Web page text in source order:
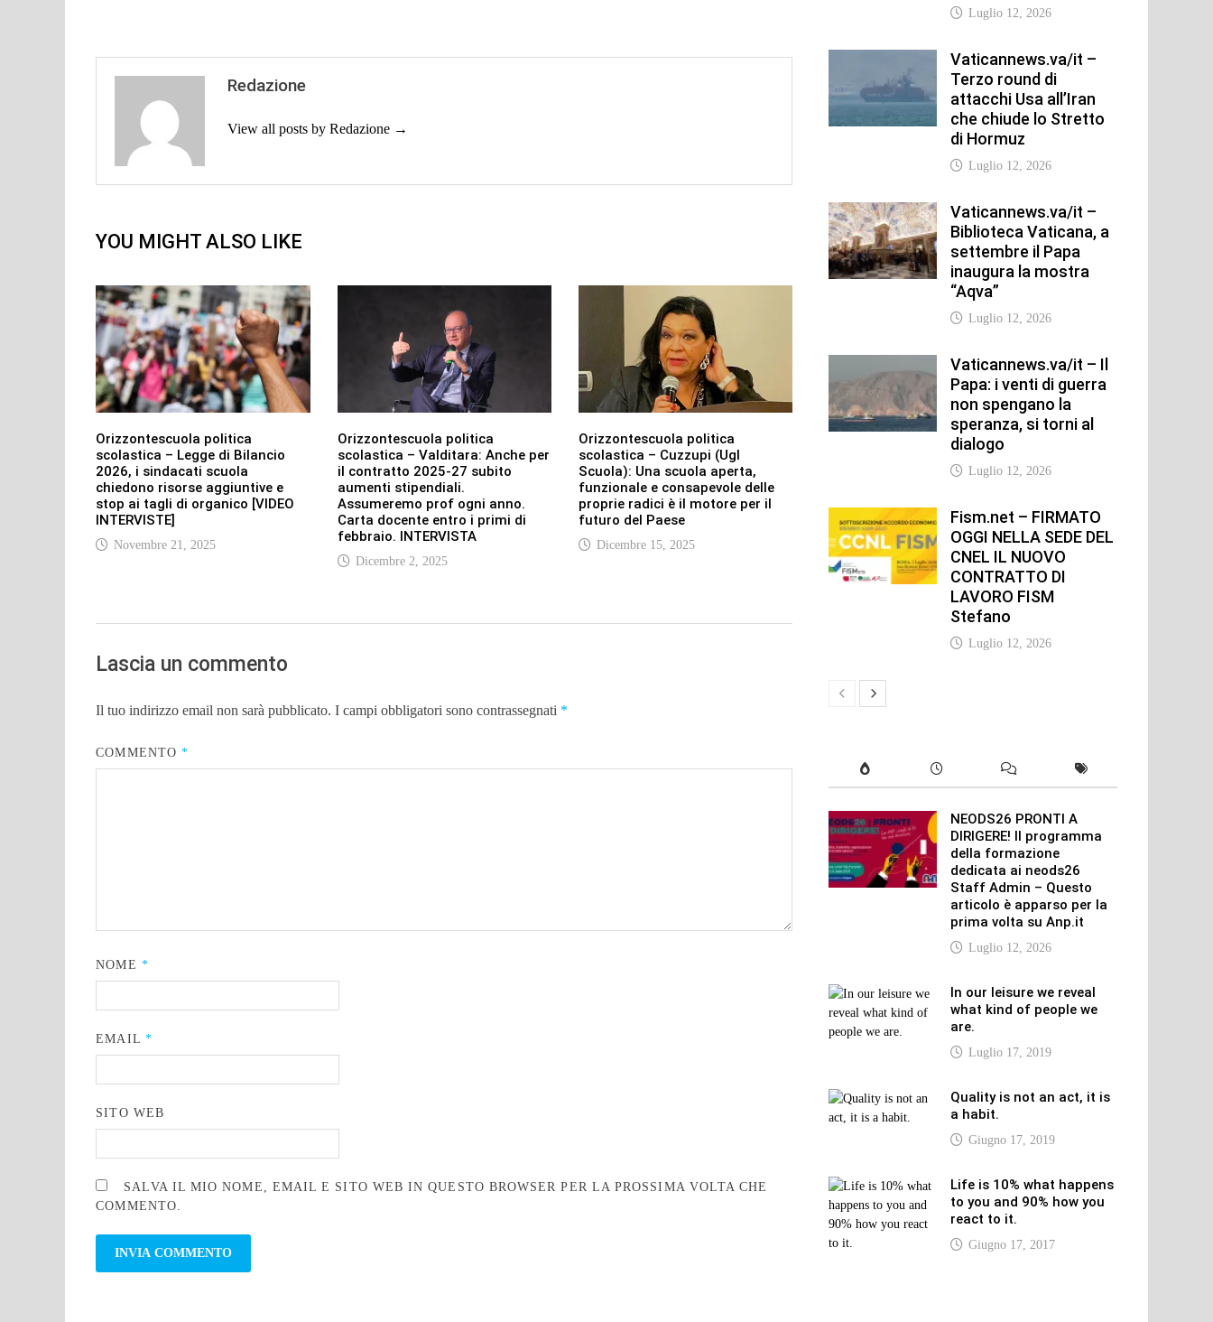
Redazione
View all posts by Redazione →
YOU MIGHT ALSO LIKE
Orizzontescuola politica
scolastica – Legge di Bilancio
2026, i sindacati scuola
chiedono risorse aggiuntive e
stop ai tagli di organico [VIDEO
INTERVISTE]
Novembre 21, 2025
Orizzontescuola politica
scolastica – Valditara: Anche per
il contratto 2025-27 subito
aumenti stipendiali.
Assumeremo prof ogni anno.
Carta docente entro i primi di
febbraio. INTERVISTA
Dicembre 2, 2025
Orizzontescuola politica
scolastica – Cuzzupi (Ugl
Scuola): Una scuola aperta,
funzionale e consapevole delle
proprie radici è il motore per il
futuro del Paese
Dicembre 15, 2025
Lascia un commento
Il tuo indirizzo email non sarà pubblicato. I campi obbligatori sono contrassegnati *
COMMENTO *
NOME *
EMAIL *
SITO WEB
SALVA IL MIO NOME, EMAIL E SITO WEB IN QUESTO BROWSER PER LA PROSSIMA VOLTA CHE
COMMENTO.
Luglio 12, 2026
Vaticannews.va/it –
Terzo round di
attacchi Usa all’Iran
che chiude lo Stretto
di Hormuz
Luglio 12, 2026
Vaticannews.va/it –
Biblioteca Vaticana, a
settembre il Papa
inaugura la mostra
“Aqva”
Luglio 12, 2026
Vaticannews.va/it – Il
Papa: i venti di guerra
non spengano la
speranza, si torni al
dialogo
Luglio 12, 2026
Fism.net – FIRMATO
OGGI NELLA SEDE DEL
CNEL IL NUOVO
CONTRATTO DI
LAVORO FISM
Stefano
Luglio 12, 2026
NEODS26 PRONTI A
DIRIGERE! Il programma
della formazione
dedicata ai neods26
Staff Admin – Questo
articolo è apparso per la
prima volta su Anp.it
Luglio 12, 2026
In our leisure we reveal
what kind of people we
are.
Luglio 17, 2019
Quality is not an act, it is
a habit.
Giugno 17, 2019
Life is 10% what happens
to you and 90% how you
react to it.
Giugno 17, 2017